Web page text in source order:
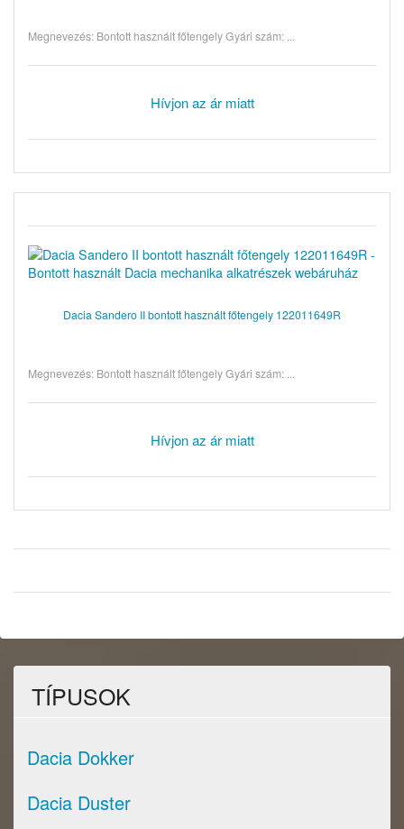
Megnevezés: Bontott használt főtengely Gyári szám: ...
Hívjon az ár miatt
Dacia Sandero II bontott használt főtengely 122011649R
Megnevezés: Bontott használt főtengely Gyári szám: ...
Hívjon az ár miatt
TÍPUSOK
Dacia Dokker
Dacia Duster